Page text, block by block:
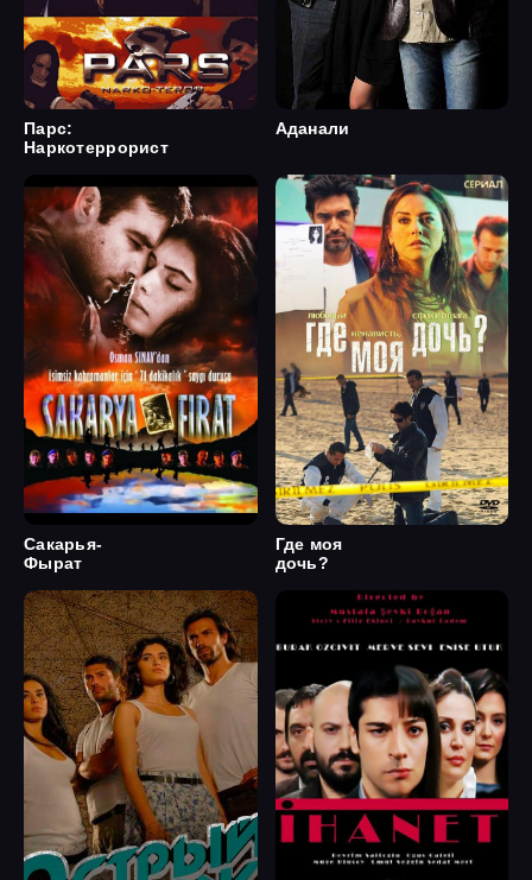
Парс:
Наркотеррорист
Аданали
Сакарья-
Фырат
Где моя
дочь?